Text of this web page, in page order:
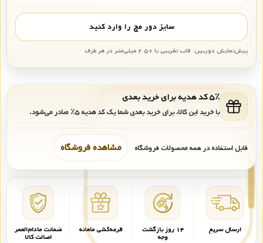
سایز دور مچ را وارد کنید
پیش‌نمایش دوربین: قاب تقریبی با +۲.۵ میلی‌متر در هر طرف
۵٪ کد هدیه برای خرید بعدی
با خرید این کالا، برای خرید بعدی شما یک کد هدیه۵٪ صادر می‌شود.
قابل استفاده در همه محصولات فروشگاه مشاهده فروشگاه
ارسال سریع ۱۴ روز بازگشت
وجه
قرعه‌کشی ماهانه ضمانت مادام‌العمر
اصالت کالا